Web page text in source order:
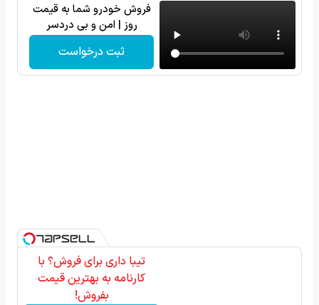
فروش خودرو شما به قیمت
روز | امن و بی دردسر
ثبت درخواست
تیبا داری برای فروش؟ با
کارنامه به بهترین قیمت
بفروش!